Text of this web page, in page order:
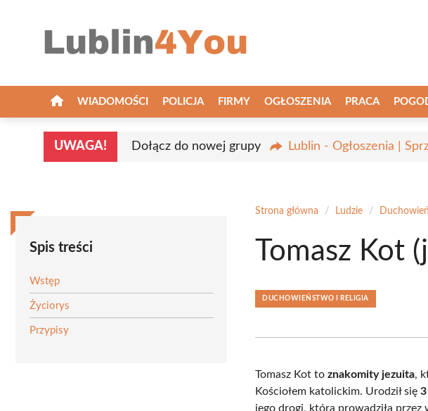
WIADOMOŚCI POLICJA FIRMY OGŁOSZENIA PRACA
UWAGA! Dołącz do nowej grupy Lublin - Ogłoszenia |
Spis treści
Wstęp
Życiorys
Przypisy
Strona główna / Ludzie /
Tomasz Kot
DUCHOWIEŃSTWO I RELIGIA
Tomasz Kot toznakomity jezuita,
Kościołem katolickim. Urodził się
jego drogi, która prowadziła